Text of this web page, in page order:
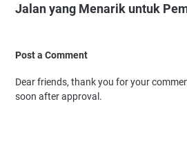
Jalan yang Menarik untuk
Post a Comment
Dear friends, thank you for your
soon after approval.